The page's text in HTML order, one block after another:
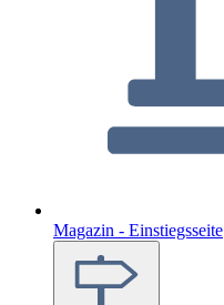
Magazin - Einstiegsseite